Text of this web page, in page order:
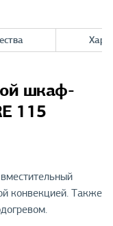
шкаф-
115
конвекцией. Также